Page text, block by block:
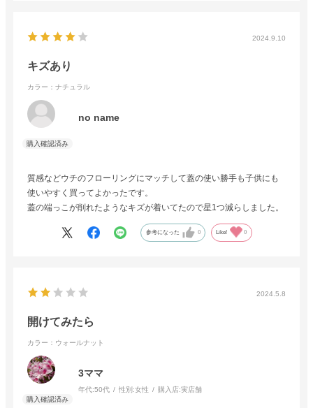
2024.9.10
キズあり
カラー：ナチュラル
no name
質感などウチのフローリングにマッチして蓋の使い勝手も子供にも
使いやすく買ってよかったです。
蓋の端っこが削れたようなキズが着いてたので星1つ減らしました。
参考になった 0 Like! 0
2024.5.8
開けてみたら
カラー：ウォールナット
3ママ
年代:50代 性別:女性 購入店:実店舗